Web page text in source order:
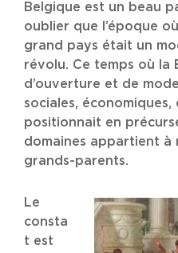
Belgique est un beau
oublier que l’époque
grand pays était un
révolu. Ce temps où la
d’ouverture et de
sociales, économiques,
positionnait en
domaines appartient à
grands-parents.
Le
consta
t est